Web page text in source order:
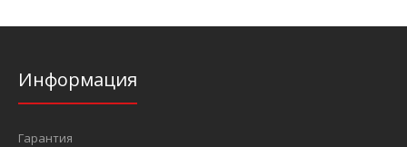
Информация
Гарантия